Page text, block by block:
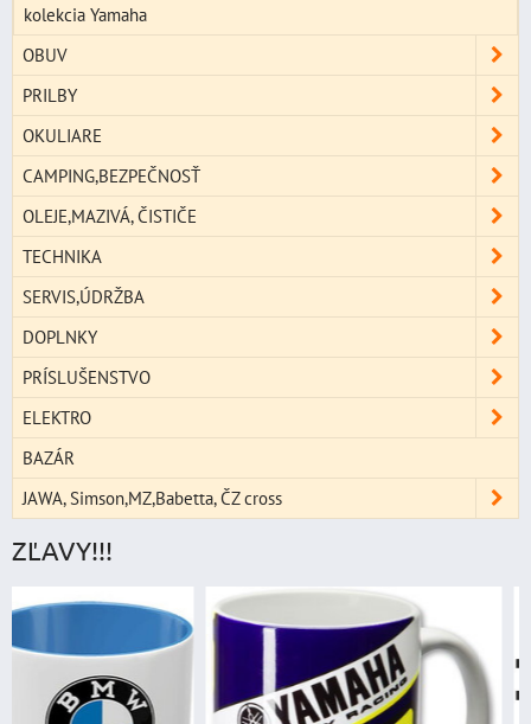
kolekcia Yamaha
OBUV
PRILBY
OKULIARE
CAMPING,BEZPEČNOSŤ
OLEJE,MAZIVÁ, ČISTIČE
TECHNIKA
SERVIS,ÚDRŽBA
DOPLNKY
PRÍSLUŠENSTVO
ELEKTRO
BAZÁR
JAWA, Simson,MZ,Babetta, ČZ cross
ZĽAVY!!!